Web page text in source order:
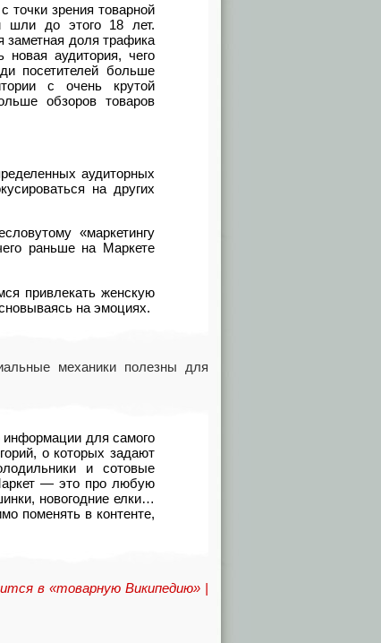
зрения товарной
шли до этого 18 лет.
заметная доля трафика
новая аудитория, чего
посетителей больше
с очень крутой
обзоров товаров
аудиторных
на других
«маркетингу
раньше на Маркете
привлекать женскую
на эмоциях.
механики полезны для
информации для самого
, о которых задают
и сотовые
— это про любую
, новогодние елки…
поменять в контенте,
в «товарную Википедию» |